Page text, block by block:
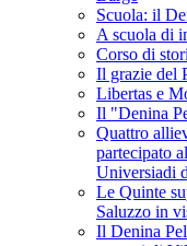
Scuola: il
A scuola di
Corso di
Il grazie del
Libertas e
Il "Denina
Quattro
partecipato
Universiadi
Le Quinte
Saluzzo in
Il Denina